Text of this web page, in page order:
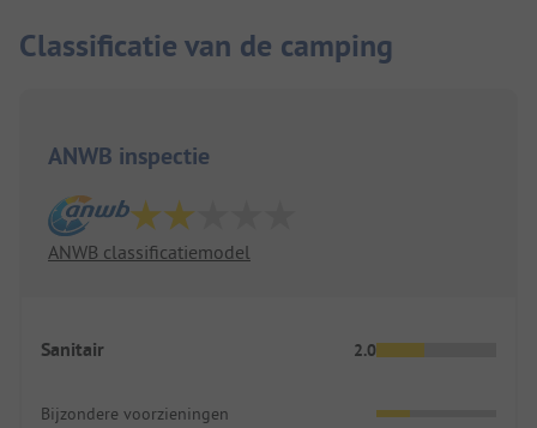
Classificatie van de camping
ANWB inspectie
ANWB classificatiemodel
Sanitair 2.0
Bijzondere voorzieningen